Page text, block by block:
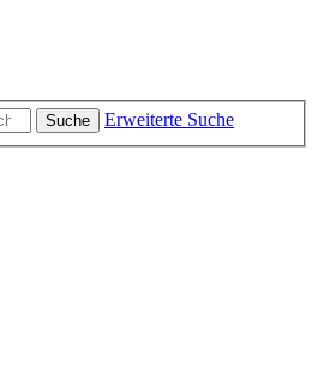
Suche
Erweiterte Suche